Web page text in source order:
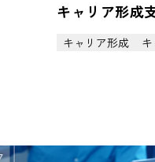
キャリア形成
キャリア形成